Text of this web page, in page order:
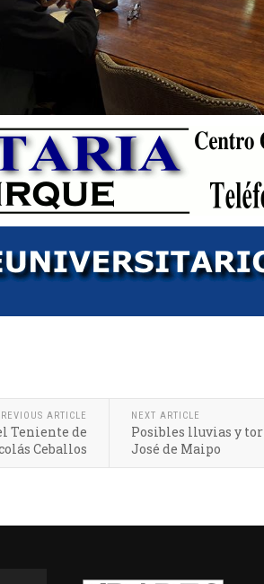
ARTICLE
Teniente de
Ceballos
NEXT ARTICLE
Posibles lluvias y
José de Maipo